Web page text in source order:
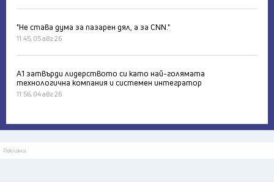
"Не става дума за пазарен дял, а за CNN."
11:45, 05 авг 26
А1 затвърди лидерството си като най-голямата
технологична компания и системен интегратор
11:56, 04 авг 26
Реклама